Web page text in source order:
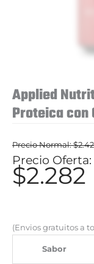
Applied
Proteica con
$
El
precio
era:
$2.428.
$2.282
(Envios gratuitos a
Sabor